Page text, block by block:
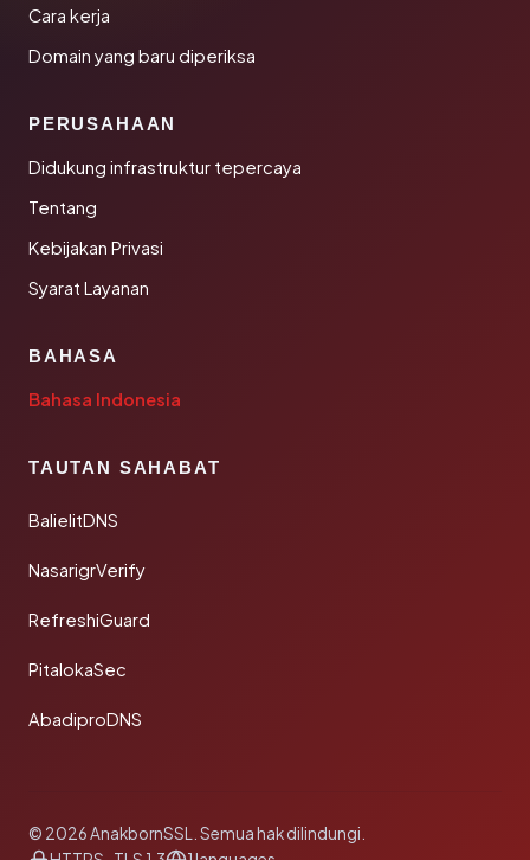
Cara kerja
Domain yang baru diperiksa
PERUSAHAAN
Didukung infrastruktur tepercaya
Tentang
Kebijakan Privasi
Syarat Layanan
BAHASA
Bahasa Indonesia
TAUTAN SAHABAT
BalielitDNS
NasarigrVerify
RefreshiGuard
PitalokaSec
AbadiproDNS
© 2026 AnakbornSSL. Semua hak dilindungi.